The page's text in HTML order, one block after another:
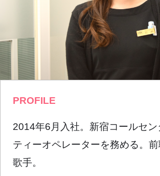
PROFILE
2014年6月入社。新宿コールセン
ティーオペレーターを務める。
歌手。